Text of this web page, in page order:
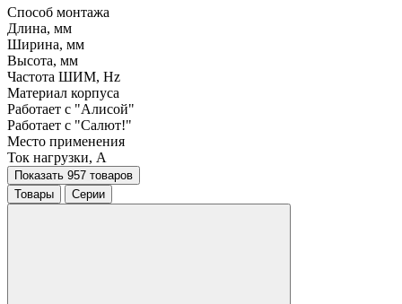
Способ монтажа
Длина, мм
Ширина, мм
Высота, мм
Частота ШИМ, Hz
Материал корпуса
Работает с "Алисой"
Работает с "Салют!"
Место применения
Ток нагрузки, A
Показать 957 товаров
Товары
Серии